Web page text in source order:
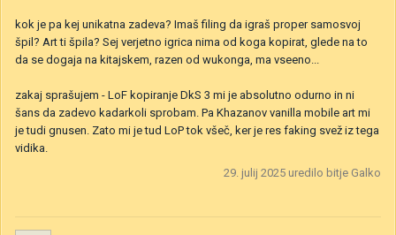
kok je pa kej unikatna zadeva? Imaš filing da igraš proper samosvoj
špil? Art ti špila? Sej verjetno igrica nima od koga kopirat, glede na to
da se dogaja na kitajskem, razen od wukonga, ma vseeno...
zakaj sprašujem - LoF kopiranje DkS 3 mi je absolutno odurno in ni
šans da zadevo kadarkoli sprobam. Pa Khazanov vanilla mobile art mi
je tudi gnusen. Zato mi je tud LoP tok všeč, ker je res faking svež iz tega
vidika.
29. julij 2025 uredilo bitje Galko